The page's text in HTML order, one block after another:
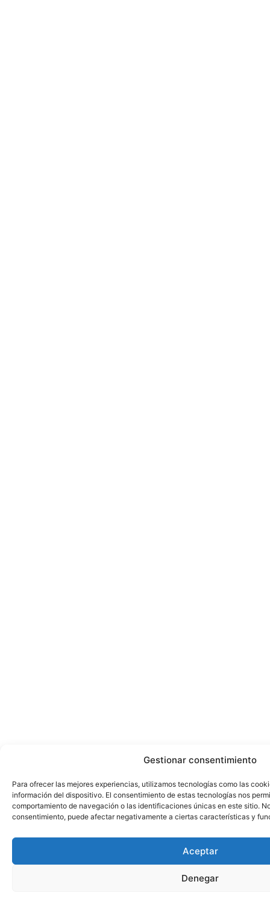
Gestionar consentimiento
Para ofrecer las mejores experiencias, utilizamos tecnologías como las
información del dispositivo. El consentimiento de estas tecnologías nos
comportamiento de navegación o las identificaciones únicas en este sitio.
consentimiento, puede afectar negativamente a ciertas características y
Aceptar
Denegar